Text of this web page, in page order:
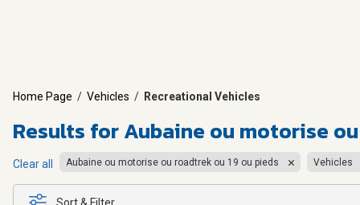
Home Page / Vehicles / Recreational Vehicles
Results forAubaine ou motorise
Clear all Aubaine ou motorise ou roadtrek ou 19 ou pieds Vehicles
Sort & Filter